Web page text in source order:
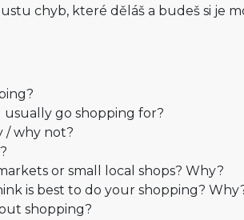
chyb, které děláš a budeš si je
go shopping for?
/ why not?
or small local shops? Why?
is best to do your shopping?
shopping?